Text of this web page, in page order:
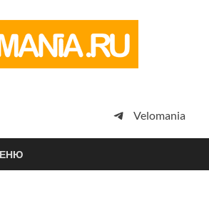
просто
Velomania